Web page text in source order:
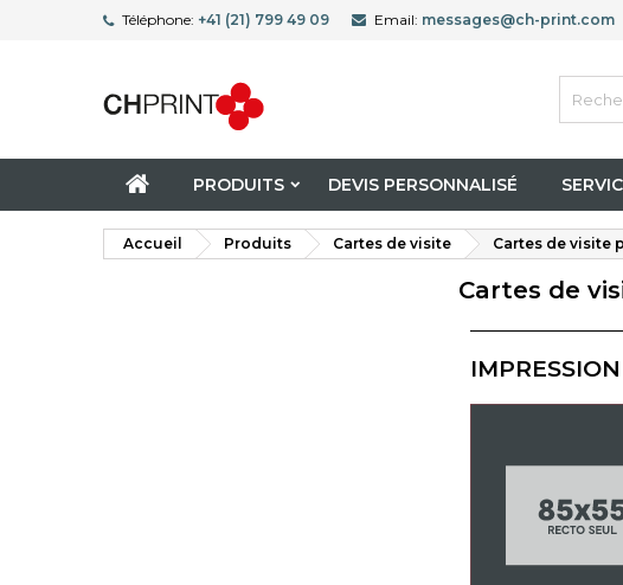
Téléphone: +41 (21) 799 49 09 Email: messages@ch-print.com
PRODUITS DEVIS PERSONNALISÉ
Accueil Produits Cartes de visite Cartes de visite
Cartes de
IMPRESSION